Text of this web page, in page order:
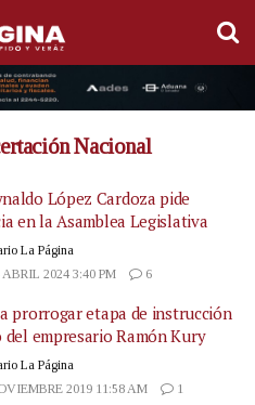
Nacional
López Cardoza pide
en la Asamblea Legislativa
La Página
2024 3:40 PM
6
prorrogar etapa de instrucción
empresario Ramón Kury
La Página
2019 11:58 AM
1